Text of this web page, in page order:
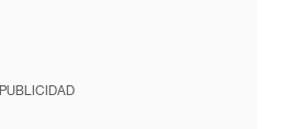
PUBLICIDAD